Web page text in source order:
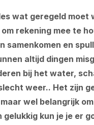
wat geregeld moet
om rekening mee te
samenkomen en
altijd dingen
bij het water,
weer.. Het zijn
wel belangrijk
gelukkig kun je je er